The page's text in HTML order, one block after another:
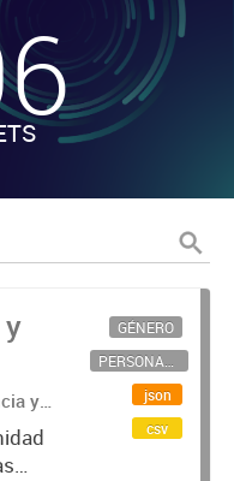
y
GÉNERO
PERSONAL CIENTÍFICO-TECNOLÓGICO
json
csv